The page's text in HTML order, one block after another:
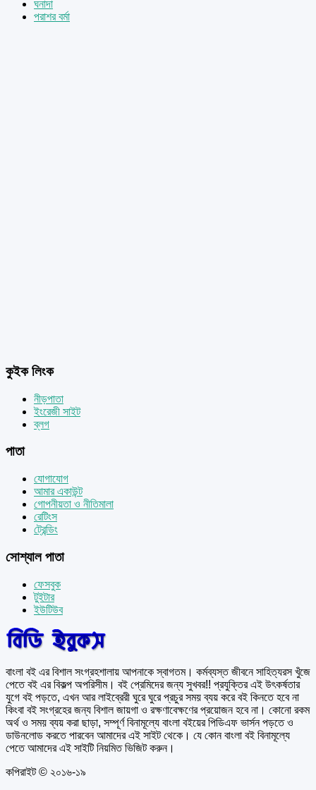
ঘনাদা
পরাশর বর্মা
কুইক লিংক
নীড়পাতা
ইংরেজী সাইট
ব্লগ
পাতা
যোগাযোগ
আমার একাউন্ট
গোপনীয়তা ও নীতিমালা
রেটিংস
ট্রেন্ডিং
সোশ্যাল পাতা
ফেসবুক
টুইটার
ইউটিউব
বাংলা বই এর বিশাল সংগ্রহশালায় আপনাকে স্বাগতম। কর্মব্যস্ত জীবনে সাহিত্যরস খুঁজে
পেতে বই এর বিকল্প অপরিসীম। বই প্রেমিদের জন্য সুখবর!! প্রযুক্তির এই উৎকর্ষতার
যুগে বই পড়তে, এখন আর লাইব্রেরী ঘুরে ঘুরে প্রচুর সময় ব্যয় করে বই কিনতে হবে না
কিংবা বই সংগ্রহের জন্য বিশাল জায়গা ও রক্ষণাবেক্ষণের প্রয়োজন হবে না। কোনো রকম
অর্থ ও সময় ব্যয় করা ছাড়া, সম্পূর্ণ বিনামূল্যে বাংলা বইয়ের পিডিএফ ভার্সন পড়তে ও
ডাউনলোড করতে পারবেন আমাদের এই সাইট থেকে। যে কোন বাংলা বই বিনামূল্যে
পেতে আমাদের এই সাইটি নিয়মিত ভিজিট করুন।
কপিরাইট © ২০১৬-১৯